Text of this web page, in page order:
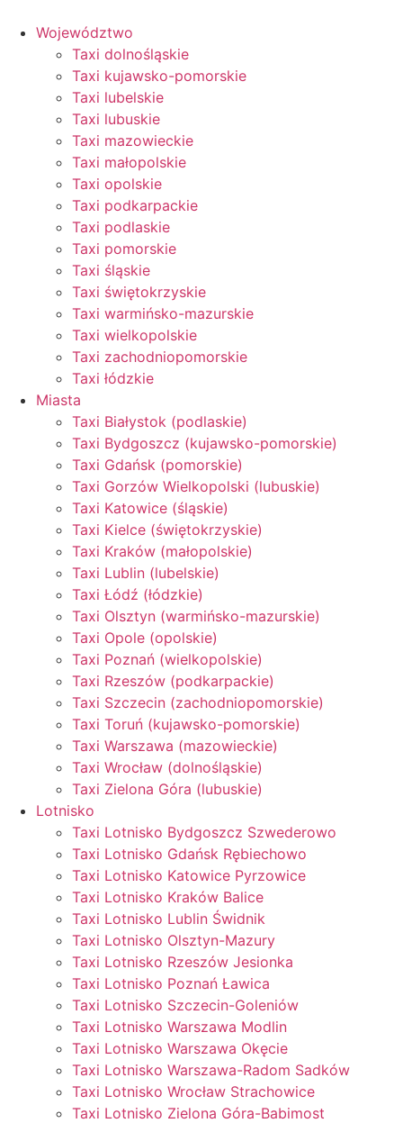
Województwo
Taxi dolnośląskie
Taxi kujawsko-pomorskie
Taxi lubelskie
Taxi lubuskie
Taxi mazowieckie
Taxi małopolskie
Taxi opolskie
Taxi podkarpackie
Taxi podlaskie
Taxi pomorskie
Taxi śląskie
Taxi świętokrzyskie
Taxi warmińsko-mazurskie
Taxi wielkopolskie
Taxi zachodniopomorskie
Taxi łódzkie
Miasta
Taxi Białystok (podlaskie)
Taxi Bydgoszcz (kujawsko-pomorskie)
Taxi Gdańsk (pomorskie)
Taxi Gorzów Wielkopolski (lubuskie)
Taxi Katowice (śląskie)
Taxi Kielce (świętokrzyskie)
Taxi Kraków (małopolskie)
Taxi Lublin (lubelskie)
Taxi Łódź (łódzkie)
Taxi Olsztyn (warmińsko-mazurskie)
Taxi Opole (opolskie)
Taxi Poznań (wielkopolskie)
Taxi Rzeszów (podkarpackie)
Taxi Szczecin (zachodniopomorskie)
Taxi Toruń (kujawsko-pomorskie)
Taxi Warszawa (mazowieckie)
Taxi Wrocław (dolnośląskie)
Taxi Zielona Góra (lubuskie)
Lotnisko
Taxi Lotnisko Bydgoszcz Szwederowo
Taxi Lotnisko Gdańsk Rębiechowo
Taxi Lotnisko Katowice Pyrzowice
Taxi Lotnisko Kraków Balice
Taxi Lotnisko Lublin Świdnik
Taxi Lotnisko Olsztyn-Mazury
Taxi Lotnisko Rzeszów Jesionka
Taxi Lotnisko Poznań Ławica
Taxi Lotnisko Szczecin-Goleniów
Taxi Lotnisko Warszawa Modlin
Taxi Lotnisko Warszawa Okęcie
Taxi Lotnisko Warszawa-Radom Sadków
Taxi Lotnisko Wrocław Strachowice
Taxi Lotnisko Zielona Góra-Babimost